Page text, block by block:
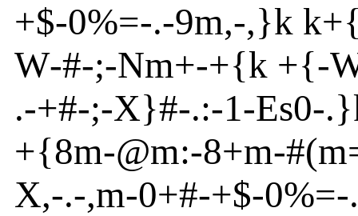
+$-0%=-.-9m,-,}k
W-#-;-Nm+-+{k +{-
.-+#-;-X}#-.:-1-Es0-.}
+{8m-@m:-8+m-#(m
X,-.-,m-0+#-+$-